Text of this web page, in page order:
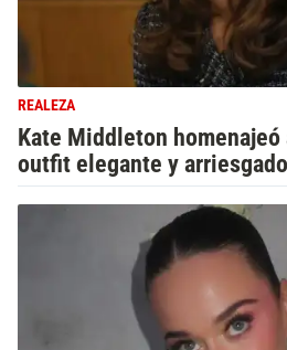
REALEZA
Kate Middleton homenajeó
outfit elegante y arriesgado